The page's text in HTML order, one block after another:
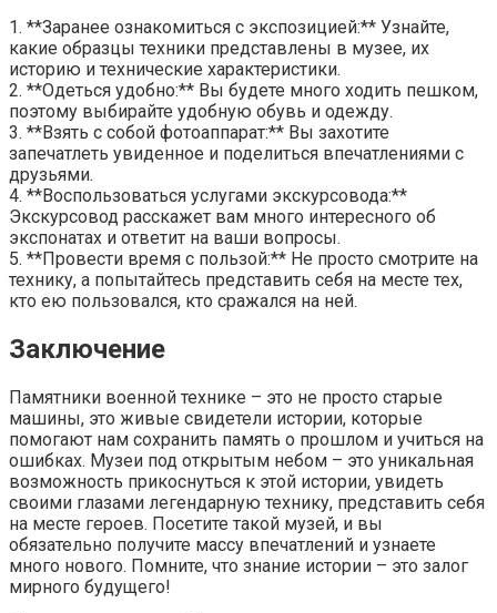
1. **Заранее ознакомиться с экспозицией:** Узнайте,
какие образцы техники представлены в музее, их
историю и технические характеристики.
2. **Одеться удобно:** Вы будете много ходить пешком,
поэтому выбирайте удобную обувь и одежду.
3. **Взять с собой фотоаппарат:** Вы захотите
запечатлеть увиденное и поделиться впечатлениями с
друзьями.
4. **Воспользоваться услугами экскурсовода:**
Экскурсовод расскажет вам много интересного об
экспонатах и ответит на ваши вопросы.
5. **Провести время с пользой:** Не просто смотрите на
технику, а попытайтесь представить себя на месте тех,
кто ею пользовался, кто сражался на ней.
Заключение
Памятники военной технике – это не просто старые
машины, это живые свидетели истории, которые
помогают нам сохранить память о прошлом и учиться на
ошибках. Музеи под открытым небом – это уникальная
возможность прикоснуться к этой истории, увидеть
своими глазами легендарную технику, представить себя
на месте героев. Посетите такой музей, и вы
обязательно получите массу впечатлений и узнаете
много нового. Помните, что знание истории – это залог
мирного будущего!